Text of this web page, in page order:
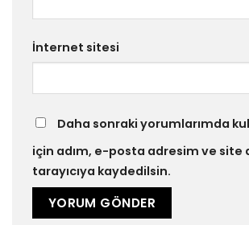
İnternet sitesi
Daha sonraki yorumlarımda
için adım, e-posta adresim ve site
tarayıcıya kaydedilsin.